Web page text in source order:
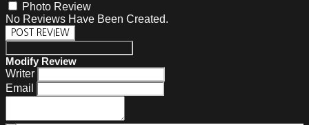
Photo Review
No Reviews Have Been Created.
POST REVIEW
Modify Review
Writer
Email